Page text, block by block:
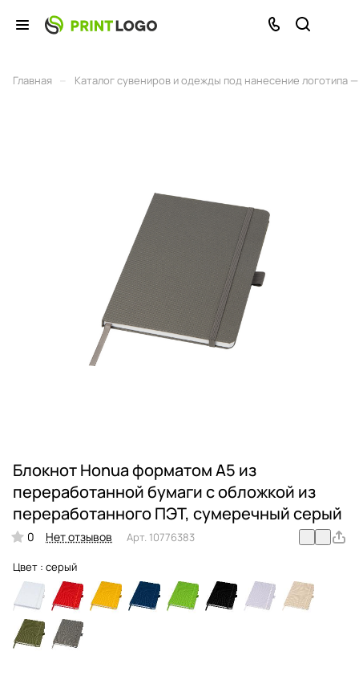
Главная Каталог сувениров и одежды под нанесение логотипа
Блокнот Honua форматом A5 из
переработанной бумаги с обложкой из
переработанного ПЭТ, сумеречный серый
0 Нет отзывов Арт. 10776383
Цвет : серый